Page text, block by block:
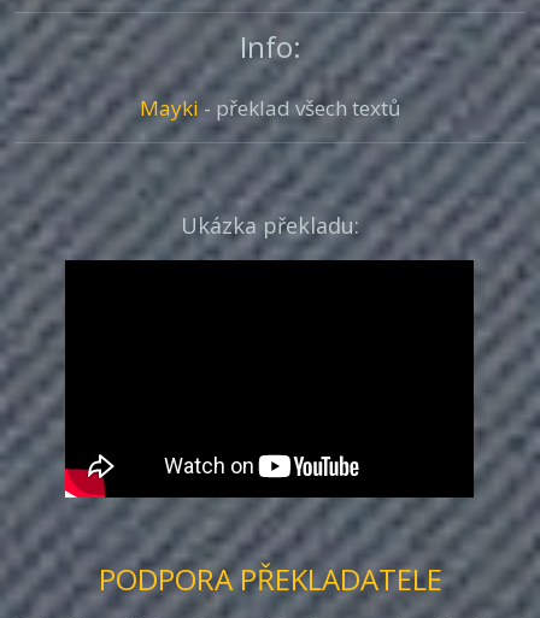
Info:
Mayki - překlad všech textů
Ukázka překladu:
PODPORA PŘEKLADATELE